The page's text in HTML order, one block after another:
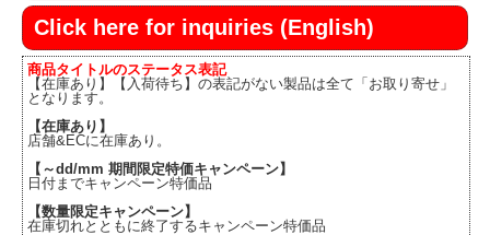
Click here for inquiries (English)
商品タイトルのステータス表記
【在庫あり】【入荷待ち】の表記がない製品は全て「お取り寄せ」
となります。
【在庫あり】
店舗&ECに在庫あり。
【～dd/mm 期間限定特価キャンペーン】
日付までキャンペーン特価品
【数量限定キャンペーン】
在庫切れとともに終了するキャンペーン特価品